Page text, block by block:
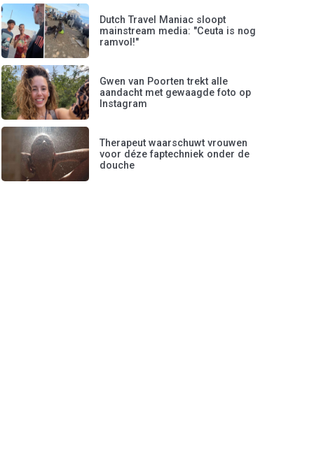
Dutch Travel Maniac sloopt
mainstream media: "Ceuta is nog
ramvol!"
Gwen van Poorten trekt alle
aandacht met gewaagde foto op
Instagram
Therapeut waarschuwt vrouwen
voor déze faptechniek onder de
douche